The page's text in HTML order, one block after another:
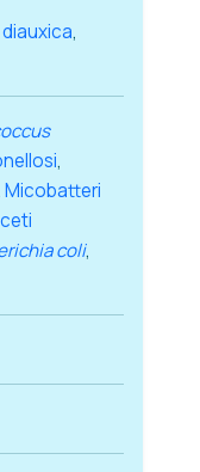
,
,
Micobatteri
coli,